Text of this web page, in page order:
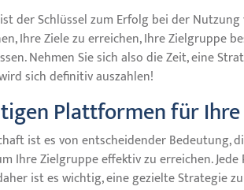
der Schlüssel zum Erfolg bei der
Ihre Ziele zu erreichen, Ihre Zielgruppe
Nehmen Sie sich also die Zeit, eine
sich definitiv auszahlen!
Plattformen für
ist es von entscheidender Bedeutung,
Ihre Zielgruppe effektiv zu erreichen.
ist es wichtig, eine gezielte Strategie